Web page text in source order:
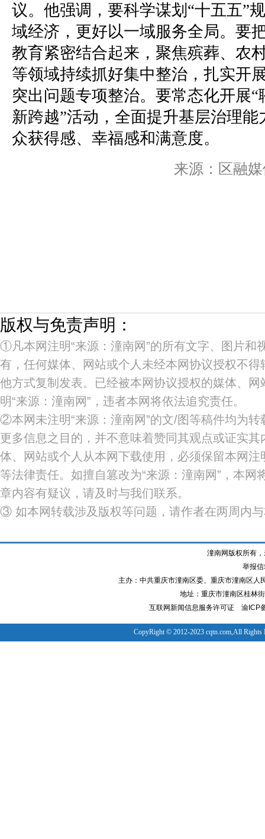
议。他强调，要科学谋划“十五五”
域经济，更好以一域服务全局。要
教育紧密结合起来，聚焦殡葬、农
等领域持续抓好集中整治，扎实开
突出问题专项整治。要常态化开展“
新跨越”活动，全面提升基层治理能
众获得感、幸福感和满意度。
来源：区融
版权与免责声明：
①凡本网注明“来源：潼南网”的所有文字、图片和
有，任何媒体、网站或个人未经本网协议授权不
他方式复制发表。已经被本网协议授权的媒体、
明“来源：潼南网”，违者本网将依法追究责任。
②本网未注明“来源：潼南网”的文/图等稿件均为
更多信息之目的，并不意味着赞同其观点或证实
体、网站或个人从本网下载使用，必须保留本网注
等法律责任。如擅自篡改为“来源：潼南网”，本网
章内容有疑议，请及时与我们联系。
③ 如本网转载涉及版权等问题，请作者在两周内
潼南网版权所有
举报
主办：中共重庆市潼南区委、重庆市潼南区
地址：重庆市潼南区桂林
互联网新闻信息服务许可证
渝ICP
CopyRight © 2012-2023 cqtn.com,All Rights